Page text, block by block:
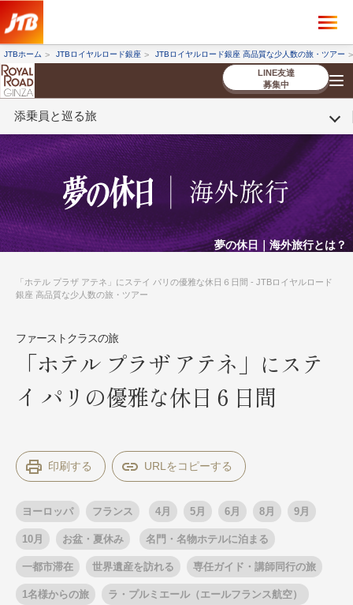
JTBホーム JTBロイヤルロード銀座 JTBロイヤルロード銀座 高品質な少人数の旅・ツアー
LINE友達
募集中
添乗員と巡る旅
TOPNEW 厳選ツアー
ツアーを探す
海外ツアー
国内ツアー
特集
スタッフブログ
デジタルパンフレット
お客様へのご案内
コンシェルジ
ュ紹介
お申し込み
の流れ
法人企業・自治体のみ
なさまへ
条件から探す
条件から探す
キーワード
6月
7月 8月
9月
ゴールデンウィーク
お盆・夏休み
年末年始
ブランド
“知究”紀行
GRAND'EX
条件から探す
条件から探す
キーワード
9月
10月 11月
12月
ブランド
夢の休日 煌
夢の休日 国内旅行
四季彩紀行
夢の休日｜海外旅行とは？
「ホテル プラザ アテネ」にステイ パリの優雅な休日６日間 - JTBロイヤルロード
銀座 高品質な少人数の旅・ツアー
ファーストクラスの旅
「ホテル プラザ アテネ」にステ
イ パリの優雅な休日６日間
印刷する
ヨーロッパ フランス 4月 5月 6月 8月 9月
10月 お盆・夏休み 名門・名物ホテルに泊まる
一都市滞在 世界遺産を訪れる 専任ガイド・講師同行の旅
1名様からの旅 ラ・プルミエール（エールフランス航空）
ツアーを探す ×
海外ツアー 国内ツアー